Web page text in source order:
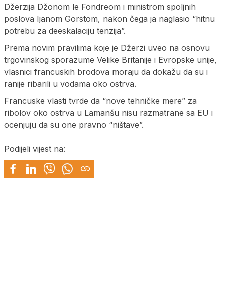
Džerzija Džonom le Fondreom i ministrom spoljnih
poslova Ijanom Gorstom, nakon čega ja naglasio “hitnu
potrebu za deeskalaciju tenzija”.
Prema novim pravilima koje je Džerzi uveo na osnovu
trgovinskog sporazume Velike Britanije i Evropske unije,
vlasnici francuskih brodova moraju da dokažu da su i
ranije ribarili u vodama oko ostrva.
Francuske vlasti tvrde da “nove tehničke mere” za
ribolov oko ostrva u Lamanšu nisu razmatrane sa EU i
ocenjuju da su one pravno “ništave”.
Podijeli vijest na: